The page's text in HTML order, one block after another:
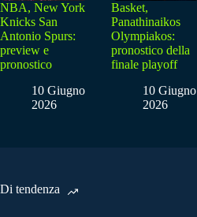
NBA, New York
Knicks San
Antonio Spurs:
preview e
pronostico
10 Giugno
2026
Basket,
Panathinaikos
Olympiakos:
pronostico della
finale playoff
10 Giugno
2026
Di tendenza